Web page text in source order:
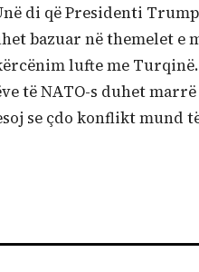
di që Presidenti
bazuar në themelet
lufte me
të NATO-s duhet
se çdo konflikt mund